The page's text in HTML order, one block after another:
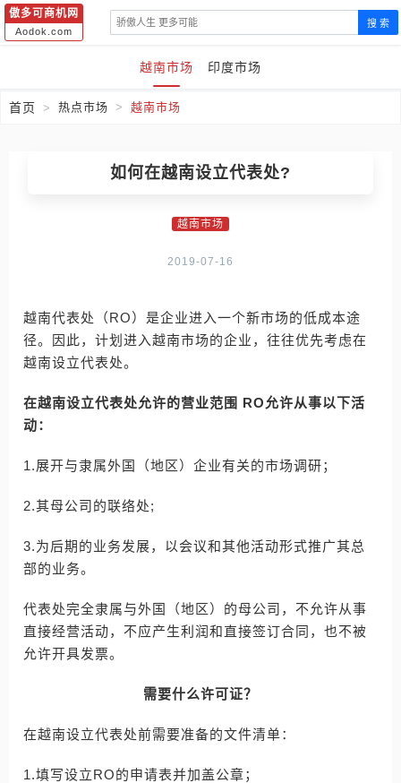
傲多可商机网
Aodok.com
搜 索
越南市场 印度市场
首页 热点市场 越南市场
如何在越南设立代表处?
越南市场
2019-07-16
越南代表处（RO）是企业进入一个新市场的低成本途
径。因此，计划进入越南市场的企业，往往优先考虑在
越南设立代表处。
在越南设立代表处允许的营业范围 RO允许从事以下活
动：
1.展开与隶属外国（地区）企业有关的市场调研；
2.其母公司的联络处;
3.为后期的业务发展，以会议和其他活动形式推广其总
部的业务。
代表处完全隶属与外国（地区）的母公司，不允许从事
直接经营活动，不应产生利润和直接签订合同，也不被
允许开具发票。
需要什么许可证？
在越南设立代表处前需要准备的文件清单：
1.填写设立RO的申请表并加盖公章；